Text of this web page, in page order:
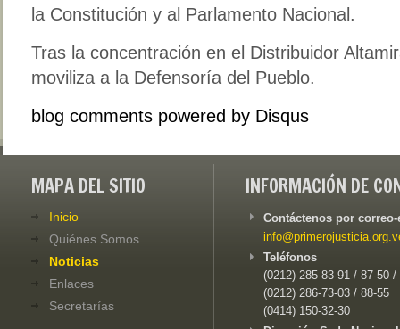
la Constitución y al Parlamento Nacional.
Tras la concentración en el Distribuidor
moviliza a la Defensoría del Pueblo.
blog comments powered by Disqus
MAPA DEL SITIO
Inicio
Quiénes Somos
Noticias
Enlaces
Secretarías
INFORMACIÓN DE
Contáctenos por
Teléfonos
(0212) 285-83-91 / 87-50 /
(0212) 286-73-03 / 88-55
(0414) 150-32-30